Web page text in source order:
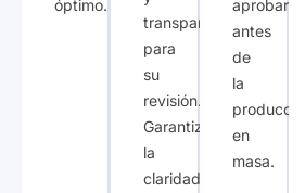
de
detallada
y
transparente
para
su
revisión.,
Garantizar
validar,
y
aprobar
antes
de
la
producción